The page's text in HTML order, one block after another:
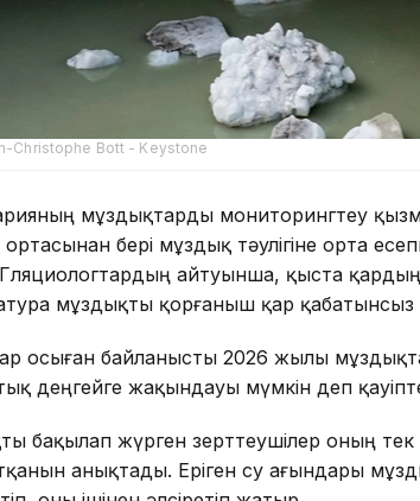
Christophe Bott - Keystone
мұздықтарды мониторингтеу
бері мұздық тәулігіне орта
айтуынша, қыста
мұздықты қорғаныш қар қабатынсыз
осыған байланысты 2026 жылы
деңгейге жақындауы мүмкін деп
бақылап жүрген зерттеушілер оның тек
анықтады. Еріген су ағындары